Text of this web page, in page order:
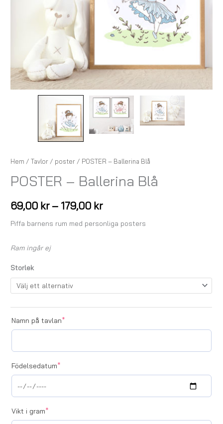
Hem /Tavlor / poster / POSTER – Ballerina Blå
POSTER – Ballerina Blå
69,00 kr – 179,00 kr
Piffa barnens rum med personliga posters
Ram ingår ej
Storlek
Namn på tavlan*
Födelsedatum*
Vikt i gram*